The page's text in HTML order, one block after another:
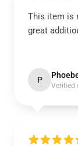
This item is
great
P
Verified